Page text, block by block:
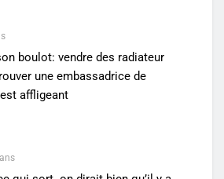
boulot: vendre des radiateur
une embassadrice de
affligeant